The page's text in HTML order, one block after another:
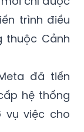
thuộc Cảnh
đã tiến
hệ thống
vụ việc cho
bị bắt vào